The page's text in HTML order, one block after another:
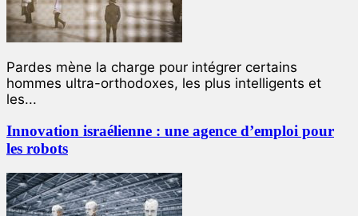
Pardes mène la charge pour intégrer certains
hommes ultra-orthodoxes, les plus intelligents et
les...
Innovation israélienne : une agence d’emploi pour
les robots